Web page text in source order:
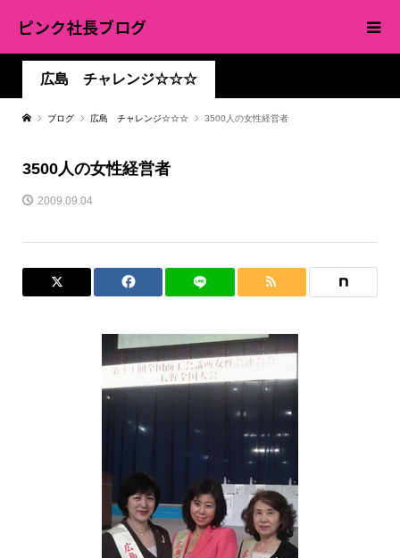
ピンク社長ブログ
広島 チャレンジ☆☆☆
ブログ 広島 チャレンジ☆☆☆ 3500人の女性経営者
3500人の女性経営者
2009.09.04